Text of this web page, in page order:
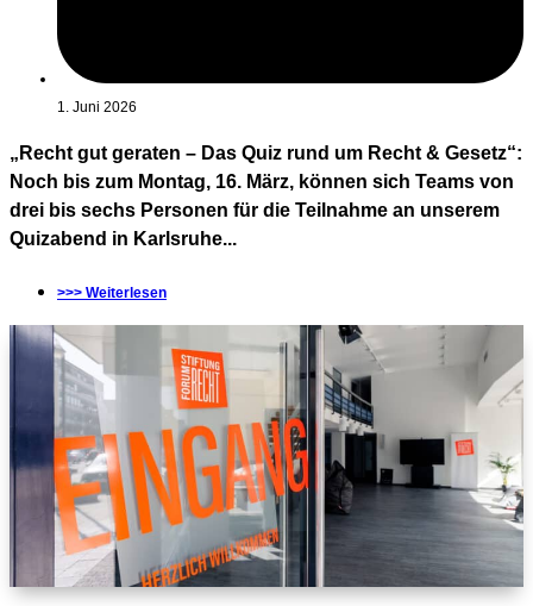
1. Juni 2026
„Recht gut geraten – Das Quiz rund um Recht & Gesetz“:
Noch bis zum Montag, 16. März, können sich Teams von
drei bis sechs Personen für die Teilnahme an unserem
Quizabend in Karlsruhe...
>>> Weiterlesen